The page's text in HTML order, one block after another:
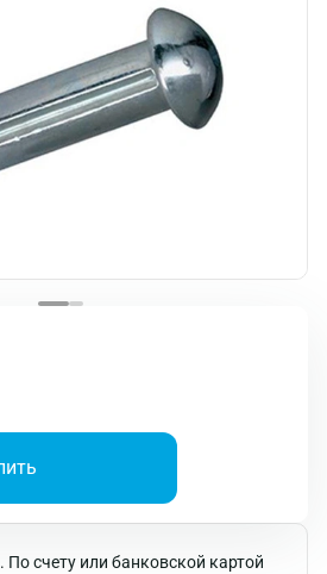
По счету или банковской картой